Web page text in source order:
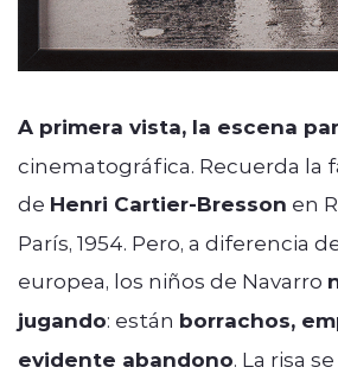
A primera vista, la escena
cinematográfica. Recuerda la
de Henri Cartier-Bresson en
París, 1954. Pero, a diferencia
europea, los niños de Navarro
jugando: están borrachos,
evidente abandono. La risa